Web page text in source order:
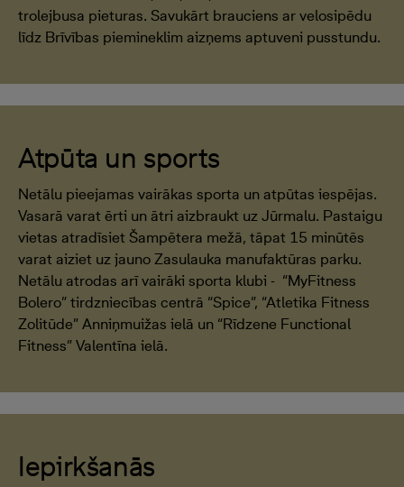
trolejbusa pieturas. Savukārt brauciens ar velosipēdu
līdz Brīvības piemineklim aizņems aptuveni pusstundu.
Atpūta un sports
Netālu pieejamas vairākas sporta un atpūtas iespējas.
Vasarā varat ērti un ātri aizbraukt uz Jūrmalu. Pastaigu
vietas atradīsiet Šampētera mežā, tāpat 15 minūtēs
varat aiziet uz jauno Zasulauka manufaktūras parku.
Netālu atrodas arī vairāki sporta klubi - “MyFitness
Bolero” tirdzniecības centrā “Spice”, “Atletika Fitness
Zolitūde” Anniņmuižas ielā un “Rīdzene Functional
Fitness” Valentīna ielā.
Iepirkšanās